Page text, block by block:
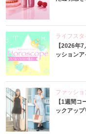
ライフスタ
【2026年
ッション
ファッショ
【1週間
ックアッ